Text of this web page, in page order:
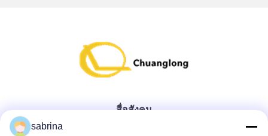
สื่อสังคม
sabrina